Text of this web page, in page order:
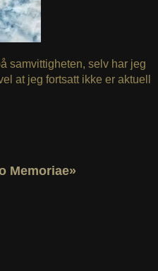
samvittigheten, selv har jeg
at jeg fortsatt ikke er aktuell
Memoriae»